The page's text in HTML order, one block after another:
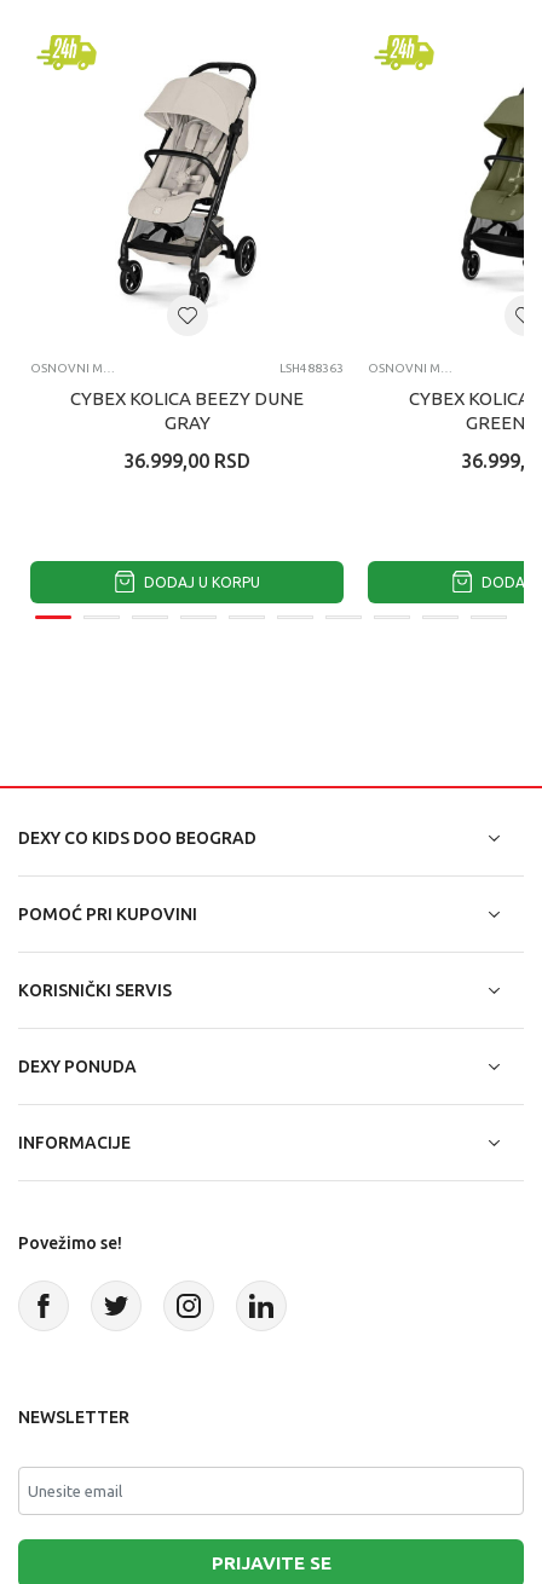
OSNOVNI MODELI KOLICA LSH488363
CYBEX KOLICA BEEZY DUNE
GRAY
36.999,00 RSD
DODAJ U KORPU
OSNOVNI MODELI KOLICA
CYBEX KOLICA
GREEN
DODAJ
DEXY CO KIDS DOO BEOGRAD
POMOĆ PRI KUPOVINI
KORISNIČKI SERVIS
DEXY PONUDA
INFORMACIJE
Povežimo se!
NEWSLETTER
PRIJAVITE SE